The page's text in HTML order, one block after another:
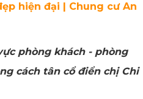
hiện đại | Chung cư An
phòng khách - phòng
cách tân cổ điển chị Chi